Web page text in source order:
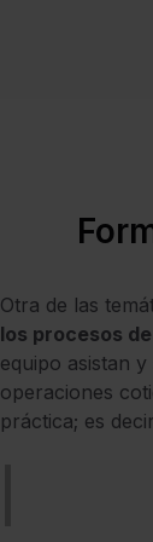
Otra de las
los procesos
equipo asistan
operaciones
práctica; es